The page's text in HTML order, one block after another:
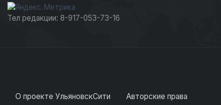
Тел редакции: 8-917-053-73-16
О проекте УльяновскСити Авторские права